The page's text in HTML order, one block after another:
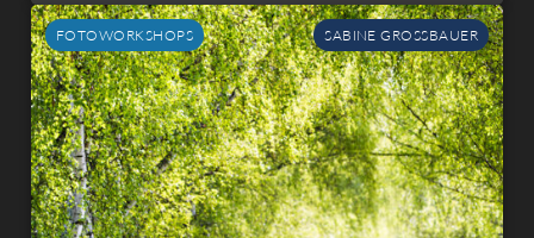
FOTOWORKSHOPS SABINE GROSSBAUER